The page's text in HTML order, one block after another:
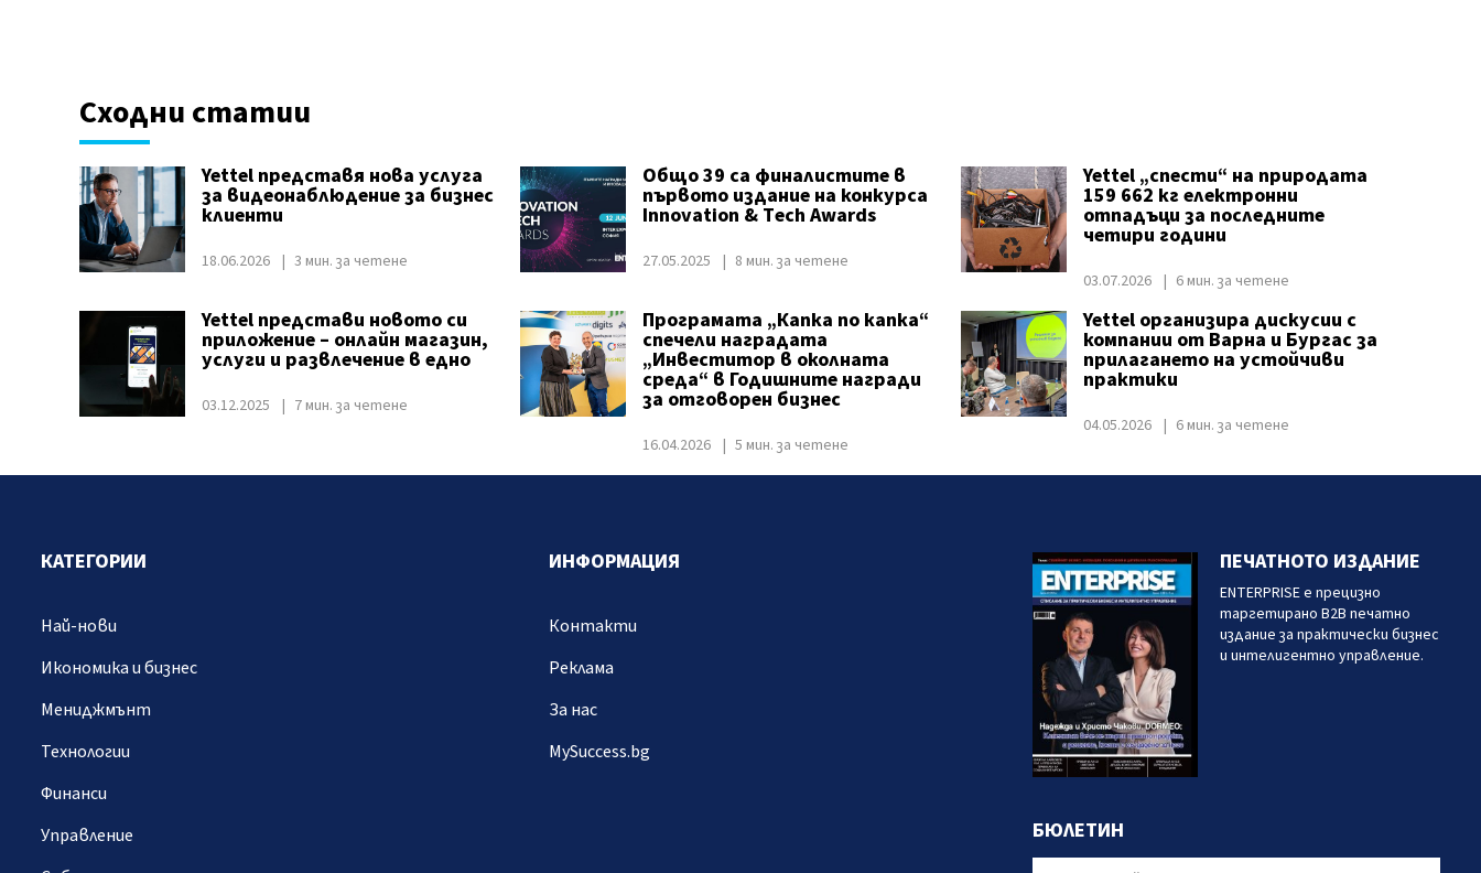
Сходни статии
Yettel представя нова услуга
за видеонаблюдение за бизнес
клиенти
18.06.2026 3 мин. за четене
Общо 39 са финалистите в
първото издание на конкурса
Innovation & Тech Аwards
27.05.2025 8 мин. за четене
Yettel „спести“ на природата
159 662 кг електронни
отпадъци за последните
четири години
03.07.2026 6 мин. за четене
Yettel представи новото си
приложение – онлайн магазин,
услуги и развлечение в едно
03.12.2025 7 мин. за четене
Програмата „Капка по капка“
спечели наградата
„Инвеститор в околната
среда“ в Годишните награди
за отговорен бизнес
16.04.2026 5 мин. за четене
Yettel организира дискусии с
компании от Варна и Бургас за
прилагането на устойчиви
практики
04.05.2026 6 мин. за четене
КАТЕГОРИИ
Най-нови
Икономика и бизнес
Мениджмънт
Технологии
Финанси
Управление
ИНФОРМАЦИЯ
Контакти
Реклама
За нас
MySuccess.bg
ПЕЧАТНОТО ИЗДАНИЕ
ENTERPRISE е прецизно
таргетирано B2B печатно
издание за практически бизнес
и интелигентно управление.
БЮЛЕТИН